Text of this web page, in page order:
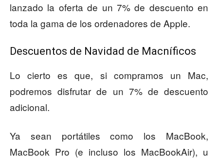
lanzado la oferta de un 7% de descuento en
toda la gama de los ordenadores de Apple.
Descuentos de Navidad de Macníficos
Lo cierto es que, si compramos un Mac,
podremos disfrutar de un 7% de descuento
adicional.
Ya sean portátiles como los MacBook,
MacBook Pro (e incluso los MacBookAir), u